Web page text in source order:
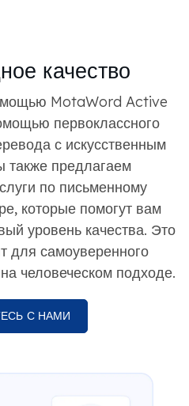
качество
MotaWord Active
первоклассного
с искусственным
также предлагаем
по письменному
которые помогут вам
уровень качества. Это
для самоуверенного
человеческом подходе.
С НАМИ